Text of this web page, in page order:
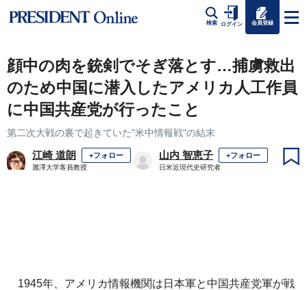
検索 ログイン 会員登録
顔中の肉を銃剣でそぎ落とす…捕虜救出
のため中国に潜入したアメリカ人工作員
に中国共産党が行ったこと
第二次大戦の裏で起きていた"米中情報戦"の結末
江崎 道朗 +フォロー
麗澤大学客員教授
山内 智恵子 +フォロー
日米近現代史研究者
1945年、アメリカ情報機関は日本軍と中国共産党軍が戦